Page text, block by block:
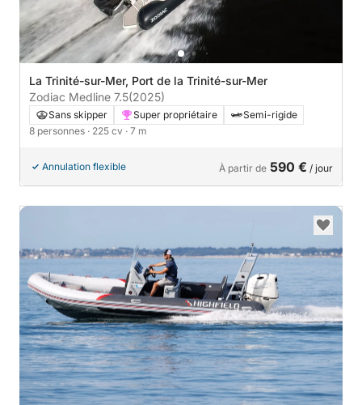
La Trinité-sur-Mer, Port de la Trinité-sur-Mer
Zodiac Medline 7.5(2025)
Sans skipper Super propriétaire
Semi-rigide
8 personnes · 225 cv · 7 m
Annulation flexible À partir de 590 € / jour